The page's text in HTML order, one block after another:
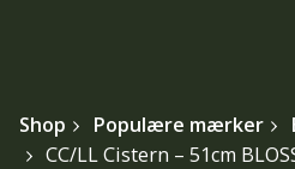
Shop Populære mærker
CC/LL Cistern – 51cm